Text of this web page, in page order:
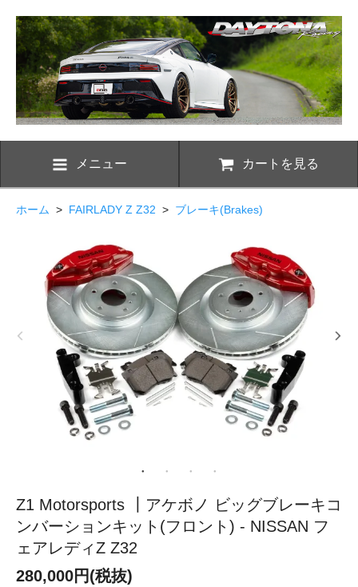
メニュー カートを見る
ホーム > FAIRLADY Z Z32 > ブレーキ(Brakes)
Z1 Motorsports ┃アケボノ ビッグブレーキコ
ンバーションキット(フロント) - NISSAN フ
ェアレディZ Z32
280,000円(税抜)